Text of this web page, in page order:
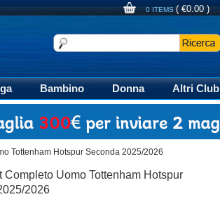
0 ITEMS ( €0.00 )
Bambino Donna
Altri Club
Tottenham Hotspur Seconda 2025/2026
Completo Uomo Tottenham Hotspur
2026